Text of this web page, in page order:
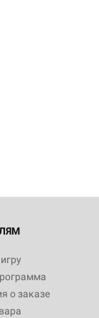
о заказе